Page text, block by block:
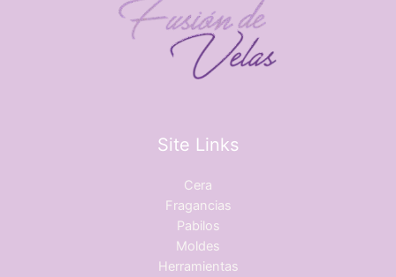
Site Links
Cera
Fragancias
Pabilos
Moldes
Herramientas